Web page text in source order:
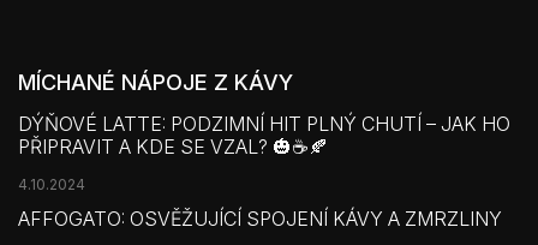
MÍCHANÉ NÁPOJE Z KÁVY
DÝŇOVÉ LATTE: PODZIMNÍ HIT PLNÝ CHUTÍ – JAK HO
PŘIPRAVIT A KDE SE VZAL? 🎃☕🍂
4.10.2024
AFFOGATO: OSVĚŽUJÍCÍ SPOJENÍ KÁVY A ZMRZLINY